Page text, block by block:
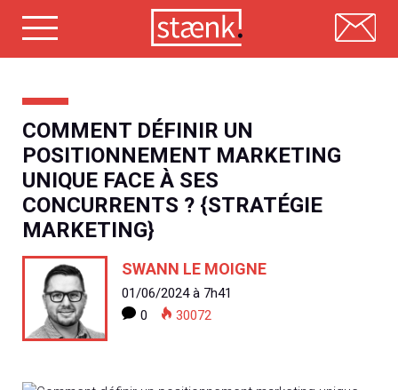
COMMENT DÉFINIR UN
POSITIONNEMENT MARKETING
UNIQUE FACE À SES
CONCURRENTS ? {STRATÉGIE
MARKETING}
SWANN LE MOIGNE
01/06/2024 à 7h41
0
30072